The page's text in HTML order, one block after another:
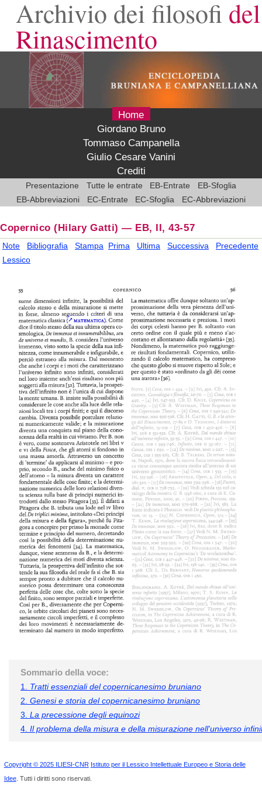
Archivio dei filosofi del
Rinascimento
Home
Giordano Bruno
Tommaso Campanella
Giulio Cesare Vanini
Crediti
Presentazione Tutte le entrate EB-Entrate
EB-Sfoglia
EB-Abbreviazioni
EC-Entrate EC-Sfoglia EC-Abbreviazioni
Copernico(Hilary Gatti) — EB, II, 43-57
Note Bibliografia Stampa Prima Ultima Successiva
Precedente
Lessico
Sommario della voce:
1. Tratti essenziali del copernicanesimo bruniano
2. Genesi e storia del copernicanesimo bruniano
3. La precessione degli equinozi
4. Il problema della misura e della misurazione nell'universo
Copyright © 2025 ILIESI-CNR Istituto per il Lessico Intellettuale Europeo e Storia delle
Idee. Tutti i diritti sono riservati.